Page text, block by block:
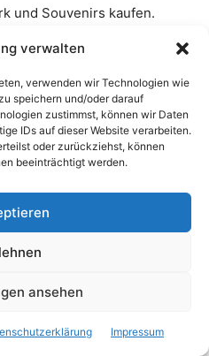
verwalten
verwenden wir Technologien wie
speichern und/oder darauf
zustimmst, können wir Daten
IDs auf dieser Website verarbeiten.
oder zurückziehst, können
beeinträchtigt werden.
ansehen
Impressum
und Souvenirs kaufen.
an den zahlreichen
Burgstrand. Schwimme
baue Sandburgen am
pulsierende Nachtleben von
und Restaurants entlang
lebendiges Nachtleben
hügeligen Landschaften und
führen.